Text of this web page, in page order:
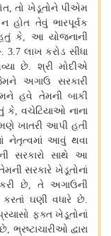
, તો ખેડૂતોને પીએમ
હોત તેવું ભારપૂર્વક
કે, આ યોજનાની
. 3.7 લાખ કરોડ સીધા
છે. શ્રી મોદીએ
અગાઉ સરકારી
હવે તેમની બાકી
કે,વચેટિયાઓ નાના
ખાતરી આપી હતી
નેતૃત્વમાં આવું થવા
સરકારો સાથે આ
સરકારે ખેડૂતોનાં
છે,તે અગાઉની
કરતાં ઘણી વધારે છે.
ફક્ત ખેડૂતોનાં
, ભ્રષ્ટાચારીઓ દ્વારા